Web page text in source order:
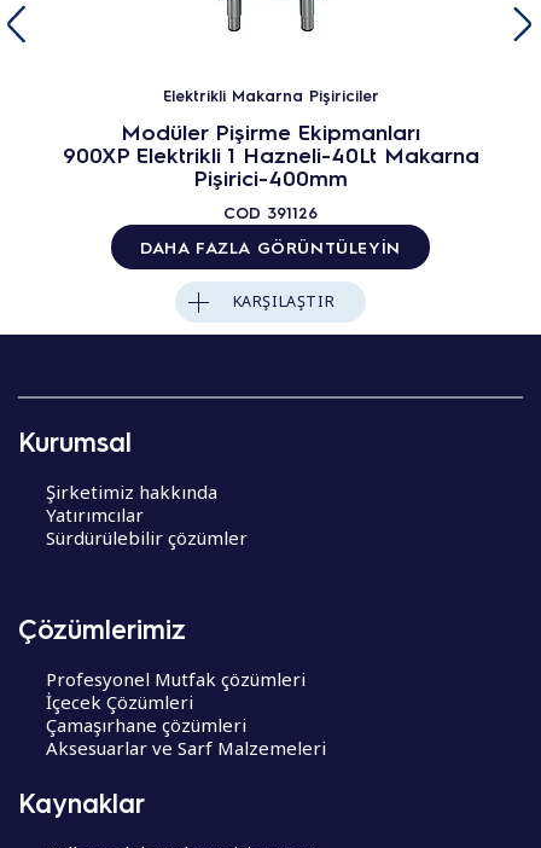
Elektrikli Makarna Pişiriciler
Modüler Pişirme Ekipmanları
900XP Elektrikli 1 Hazneli-40Lt Makarna
Pişirici-400mm
COD 391126
DAHA FAZLA GÖRÜNTÜLEYIN
KARŞILAŞTIR
Kurumsal
Şirketimiz hakkında
Yatırımcılar
Sürdürülebilir çözümler
Çözümlerimiz
Profesyonel Mutfak çözümleri
İçecek Çözümleri
Çamaşırhane çözümleri
Aksesuarlar ve Sarf Malzemeleri
Kaynaklar